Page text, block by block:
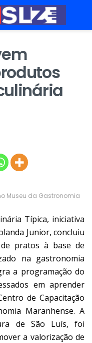
Museu da Gastronomia
Típica, iniciativa
Junior, concluiu
pratos à base de
na gastronomia
a programação do
em aprender
de Capacitação
Maranhense. A
de São Luís, foi
a valorização de